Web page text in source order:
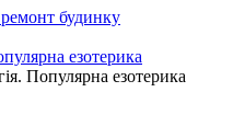
будинку
езотерика
Популярна езотерика